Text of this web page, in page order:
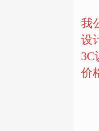
我
设
3C
价